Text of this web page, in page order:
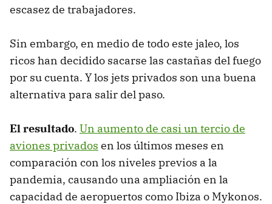
escasez de trabajadores.
Sin embargo, en medio de todo este jaleo, los
ricos han decidido sacarse las castañas del fuego
por su cuenta. Y los jets privados son una buena
alternativa para salir del paso.
El resultado. Un aumento de casi un tercio de
aviones privados en los últimos meses en
comparación con los niveles previos a la
pandemia, causando una ampliación en la
capacidad de aeropuertos como Ibiza o Mykonos.